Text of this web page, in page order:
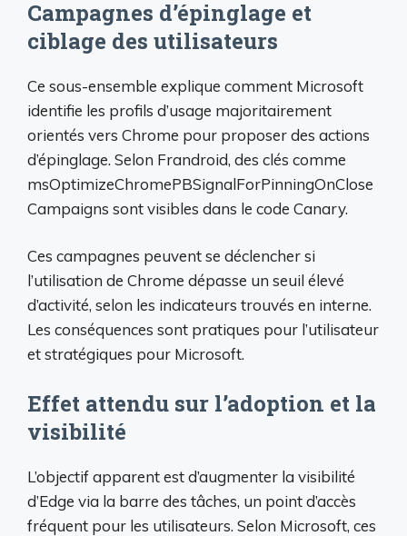
Campagnes d’épinglage et
ciblage des utilisateurs
Ce sous-ensemble explique comment Microsoft
identifie les profils d’usage majoritairement
orientés vers Chrome pour proposer des actions
d’épinglage. Selon Frandroid, des clés comme
msOptimizeChromePBSignalForPinningOnClose
Campaigns sont visibles dans le code Canary.
Ces campagnes peuvent se déclencher si
l’utilisation de Chrome dépasse un seuil élevé
d’activité, selon les indicateurs trouvés en interne.
Les conséquences sont pratiques pour l’utilisateur
et stratégiques pour Microsoft.
Effet attendu sur l’adoption et la
visibilité
L’objectif apparent est d’augmenter la visibilité
d’Edge via la barre des tâches, un point d’accès
fréquent pour les utilisateurs. Selon Microsoft, ces